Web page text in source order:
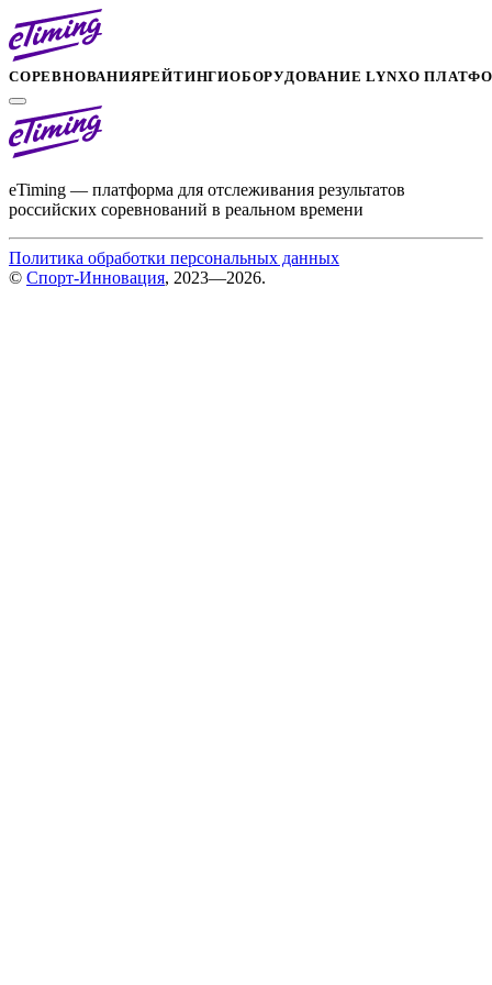
СОРЕВНОВАНИЯРЕЙТИНГИОБОРУДОВАНИЕ LYNXО
eTiming — платформа для отслеживания результатов
российских соревнований в реальном времени
Политика обработки персональных данных
© Спорт-Инновация, 2023—2026.